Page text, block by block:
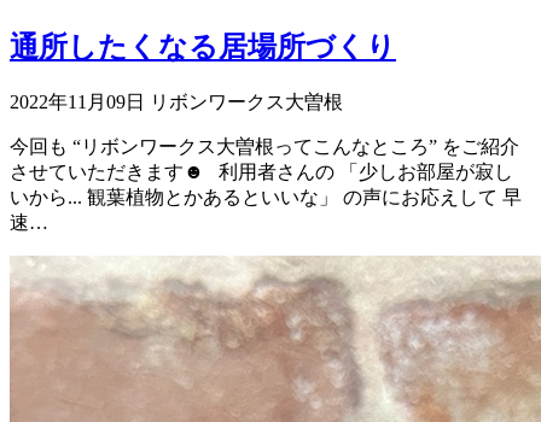
通所したくなる居場所づくり
2022年11月09日 リボンワークス大曽根
今回も “リボンワークス大曽根ってこんなところ” をご紹介
させていただきます☻ 利用者さんの 「少しお部屋が寂し
いから... 観葉植物とかあるといいな」 の声にお応えして 早
速…